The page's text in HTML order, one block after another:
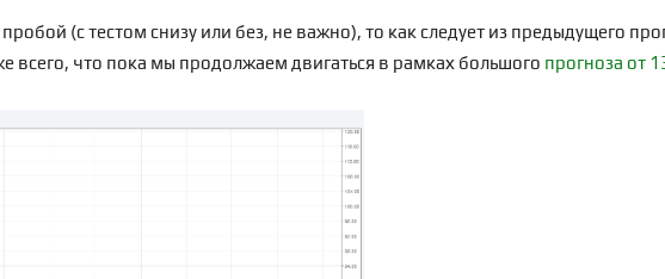
(с тестом снизу или без, не важно), то как следует из предыдущего
всего, что пока мы продолжаем двигаться в рамках большого прогноза от